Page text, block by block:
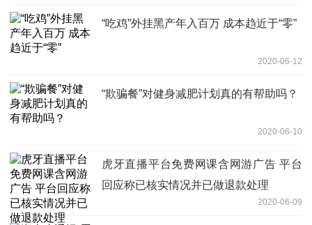
“吃鸡”外挂黑产年入百万 成本趋近于“零”
2020-06-12
“欺骗餐”对健身减肥计划真的有帮助吗？
2020-06-10
虎牙直播平台免费网课含网游广告 平台
回应称已核实情况并已做退款处理
2020-06-09